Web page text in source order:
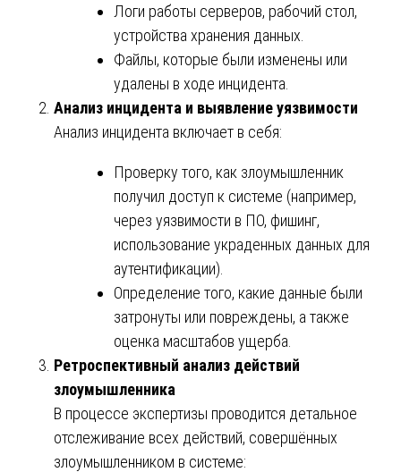
Логи работы серверов, рабочий стол,
устройства хранения данных.
Файлы, которые были изменены или
удалены в ходе инцидента.
Анализ инцидента и выявление уязвимости
Анализ инцидента включает в себя:
Проверку того, как злоумышленник
получил доступ к системе (например,
через уязвимости в ПО, фишинг,
использование украденных данных для
аутентификации).
Определение того, какие данные были
затронуты или повреждены, а также
оценка масштабов ущерба.
Ретроспективный анализ действий
злоумышленника
В процессе экспертизы проводится детальное
отслеживание всех действий, совершённых
злоумышленником в системе: